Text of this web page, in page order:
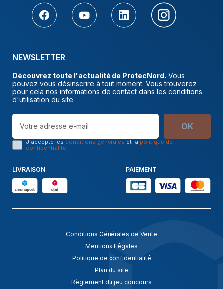
NEWSLETTER
Découvrez toute l'actualité de ProtecNord. Vous
pouvez vous désinscrire à tout moment. Vous trouverez
pour cela nos informations de contact dans les conditions
d'utilisation du site.
OK
J'accepte les conditions générales et la politique de
confidentialité
LIVRAISON PAIEMENT
Conditions Générales de Vente
Mentions Légales
Politique de confidentialité
Plan du site
Règlement du jeu concours